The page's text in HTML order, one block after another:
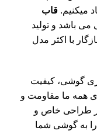
میکنیم. قاب
می باشد و تولید
با اکثر مدل
گوشی، کیفیت
همه ما مقاومت و
طراحی خاص و
به گوشی شما